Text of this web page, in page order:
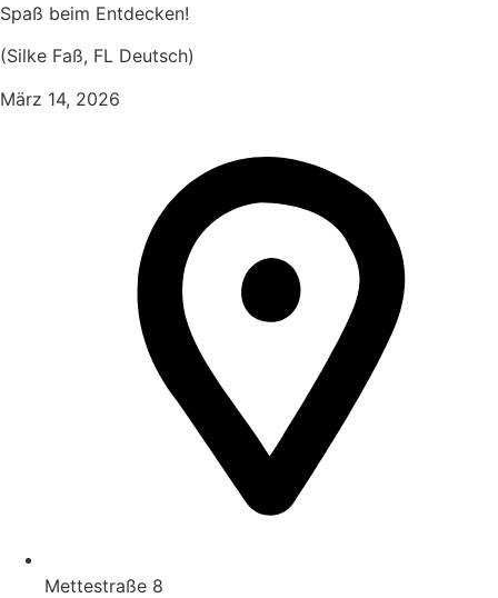
Spaß beim Entdecken!
(Silke Faß, FL Deutsch)
März 14, 2026
Mettestraße 8